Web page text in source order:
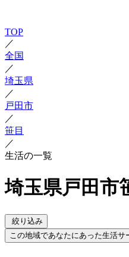
TOP
／
全国
／
埼玉県
／
戸田市
／
笹目
／
生活の一覧
埼玉県戸田市
絞り込み
この地域であなたにあった生活サ